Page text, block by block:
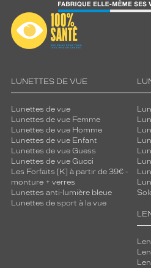
LUNETTES DE VUE
Lunettes de vue
Lunettes de vue Femme
Lunettes de vue Homme
Lunettes de vue Enfant
Lunettes de vue Guess
Lunettes de vue Gucci
Les Forfaits [K] à partir de 39€ -
monture + verres
Lunettes anti-lumière bleue
Lunettes de sport à la vue